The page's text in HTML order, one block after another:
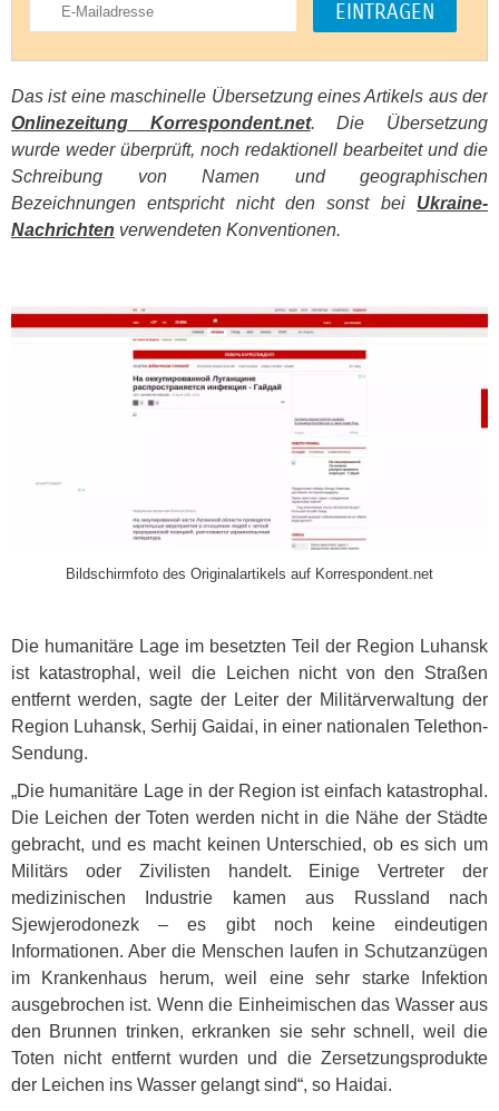
Das ist eine maschinelle Übersetzung eines Artikels aus der
Onlinezeitung Korrespondent.net. Die Übersetzung
wurde weder überprüft, noch redaktionell bearbeitet und die
Schreibung von Namen und geographischen
Bezeichnungen entspricht nicht den sonst bei Ukraine-
Nachrichten verwendeten Konventionen.
Bildschirmfoto des Originalartikels auf Korrespondent.net
Die humanitäre Lage im besetzten Teil der Region Luhansk
ist katastrophal, weil die Leichen nicht von den Straßen
entfernt werden, sagte der Leiter der Militärverwaltung der
Region Luhansk, Serhij Gaidai, in einer nationalen Telethon-
Sendung.
„Die humanitäre Lage in der Region ist einfach katastrophal.
Die Leichen der Toten werden nicht in die Nähe der Städte
gebracht, und es macht keinen Unterschied, ob es sich um
Militärs oder Zivilisten handelt. Einige Vertreter der
medizinischen Industrie kamen aus Russland nach
Sjewjerodonezk – es gibt noch keine eindeutigen
Informationen. Aber die Menschen laufen in Schutzanzügen
im Krankenhaus herum, weil eine sehr starke Infektion
ausgebrochen ist. Wenn die Einheimischen das Wasser aus
den Brunnen trinken, erkranken sie sehr schnell, weil die
Toten nicht entfernt wurden und die Zersetzungsprodukte
der Leichen ins Wasser gelangt sind“, so Haidai.